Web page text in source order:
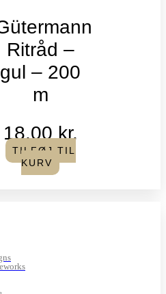
Ritråd –
gul – 200
m
18,00kr.
TILFØJ TIL
KURV